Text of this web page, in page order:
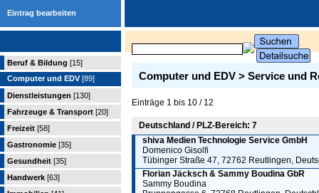
Eintrag bearbeiten
Beruf & Bildung [15]
Computer und EDV[89]
Dienstleistungen [130]
Fahrzeuge & Transport [20]
Freizeit [58]
Gastronomie [35]
Gesundheit [35]
Handwerk [63]
Computer und EDV > Service und
Einträge 1 bis 10 / 12
Deutschland / PLZ-Bereich: 7
shiva Medien Technologie Service GmbH
Domenico Gisolfi
Tübinger Straße 47, 72762 Reutlingen,
Florian Jäcksch & Sammy Boudina GbR
Sammy Boudina